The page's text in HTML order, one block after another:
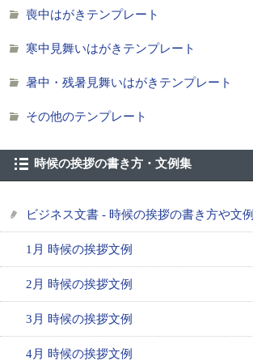
喪中はがきテンプレート
寒中見舞いはがきテンプレート
暑中・残暑見舞いはがきテンプレート
その他のテンプレート
時候の挨拶の書き方・文例集
ビジネス文書 - 時候の挨拶の書き方や文例
1月 時候の挨拶文例
2月 時候の挨拶文例
3月 時候の挨拶文例
4月 時候の挨拶文例